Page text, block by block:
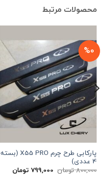
محصولات مرتبط
%0
پارکابی طرح چرم X55 PRO (بسته
4 عددی)
800,000تومان قیمت
799,000 تومانقیمت